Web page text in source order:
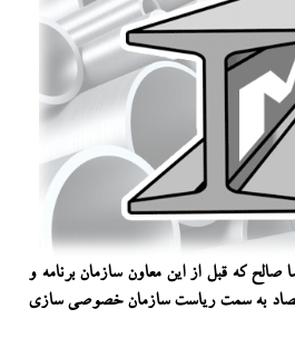
صالح كه قبل از این معاون سازمان برنامه و
به سمت ریاست سازمان خصوصی سازی